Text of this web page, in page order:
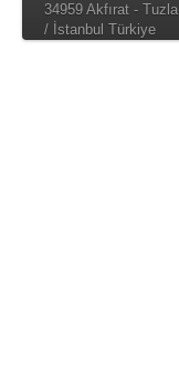
34959 Akfırat - Tuzla
/ İstanbul Türkiye